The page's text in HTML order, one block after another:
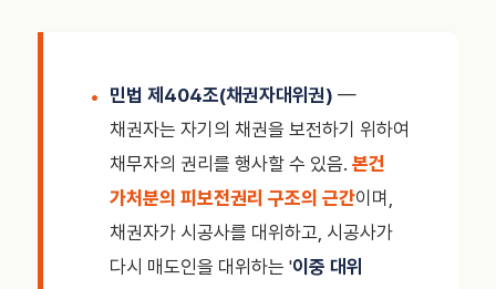
민법 제404조(채권자대위권) —
채권자는 자기의 채권을 보전하기 위하여
채무자의 권리를 행사할 수 있음. 본건
가처분의 피보전권리 구조의 근간이며,
채권자가 시공사를 대위하고, 시공사가
다시 매도인을 대위하는 '이중 대위